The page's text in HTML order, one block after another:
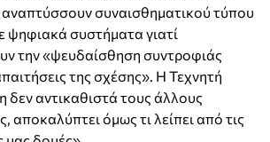
αναπτύσσουν συναισθηματικού τύπου
ψηφιακά συστήματα γιατί
την «ψευδαίσθηση συντροφιάς
της σχέσης». Η Τεχνητή
δεν αντικαθιστά τους άλλους
αποκαλύπτει όμως τι λείπει από τις